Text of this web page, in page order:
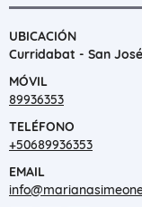
UBICACIÓN
Curridabat - San
MÓVIL
89936353
TELÉFONO
+50689936353
EMAIL